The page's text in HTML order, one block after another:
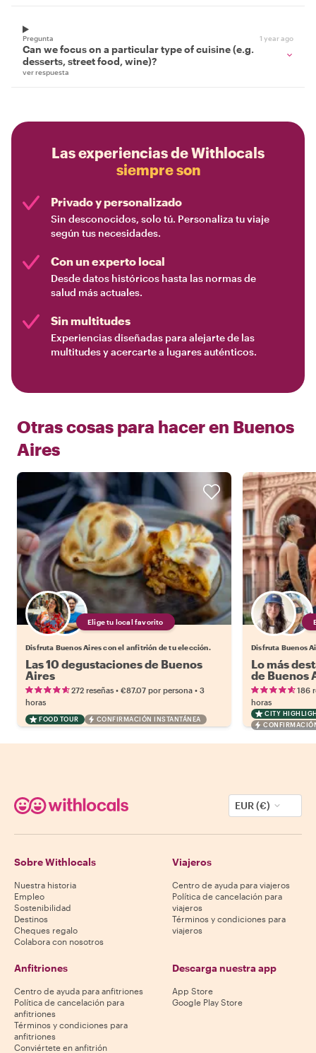
Pregunta 1 year ago
Can we focus on a particular type of cuisine (e.g.
desserts, street food, wine)?
ver respuesta
Las experiencias de Withlocals
siempre son
Privado y personalizado
Sin desconocidos, solo tú. Personaliza tu viaje
según tus necesidades.
Con un experto local
Desde datos históricos hasta las normas de
salud más actuales.
Sin multitudes
Experiencias diseñadas para alejarte de las
multitudes y acercarte a lugares auténticos.
Otras cosas para hacer en Buenos
Aires
Elige tu local favorito
Disfruta Buenos Aires con el anfitrión de tu elección.
Las 10 degustaciones de Buenos
Aires
272 reseñas • €87.07 por persona • 3
horas
FOOD TOUR CONFIRMACIÓN INSTANTÁNEA
Disfruta Buenos
Lo más
de Buenos
186
horas
CITY
EUR (€)
Sobre Withlocals
Nuestra historia
Empleo
Sostenibilidad
Destinos
Cheques regalo
Colabora con nosotros
Viajeros
Centro de ayuda para viajeros
Política de cancelación para
viajeros
Términos y condiciones para
viajeros
Anfitriones
Centro de ayuda para anfitriones
Política de cancelación para
anfitriones
Términos y condiciones para
anfitriones
Conviértete en anfitrión
Descarga nuestra app
App Store
Google Play Store